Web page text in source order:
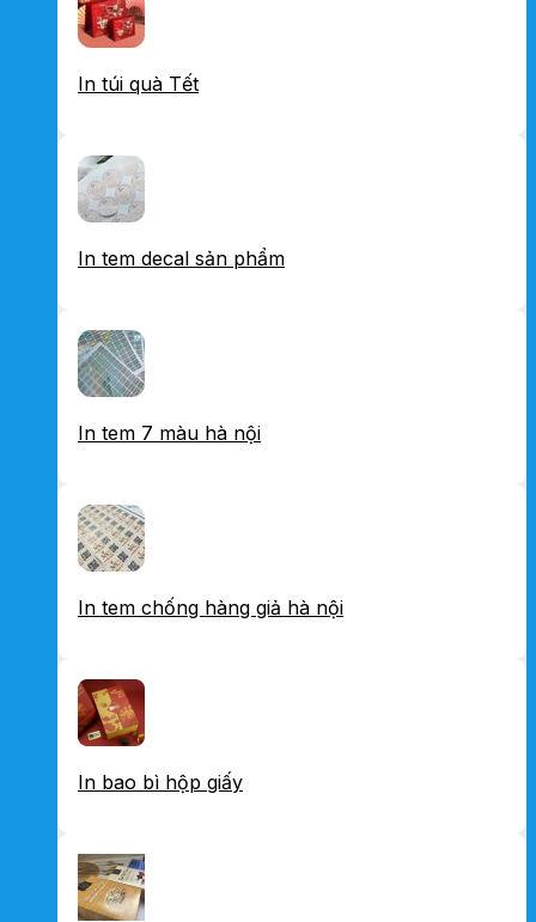
In túi quà Tết
In tem decal sản phẩm
In tem 7 màu hà nội
In tem chống hàng giả hà nội
In bao bì hộp giấy